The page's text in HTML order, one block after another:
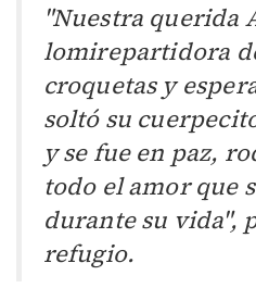
"Nuestra querida
lomirepartidora
croquetas y
soltó su
y se fue en paz,
todo el amor que
durante su vida",
refugio.